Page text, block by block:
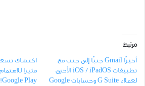
مرتبط
أخيرًا Gmail جنبًا إلى جنب مع
تطبيقات iOS / iPadOS الأخرى
لعملاء G Suite وحسابات Google
اكتشاف
مثيرا
Google Play!